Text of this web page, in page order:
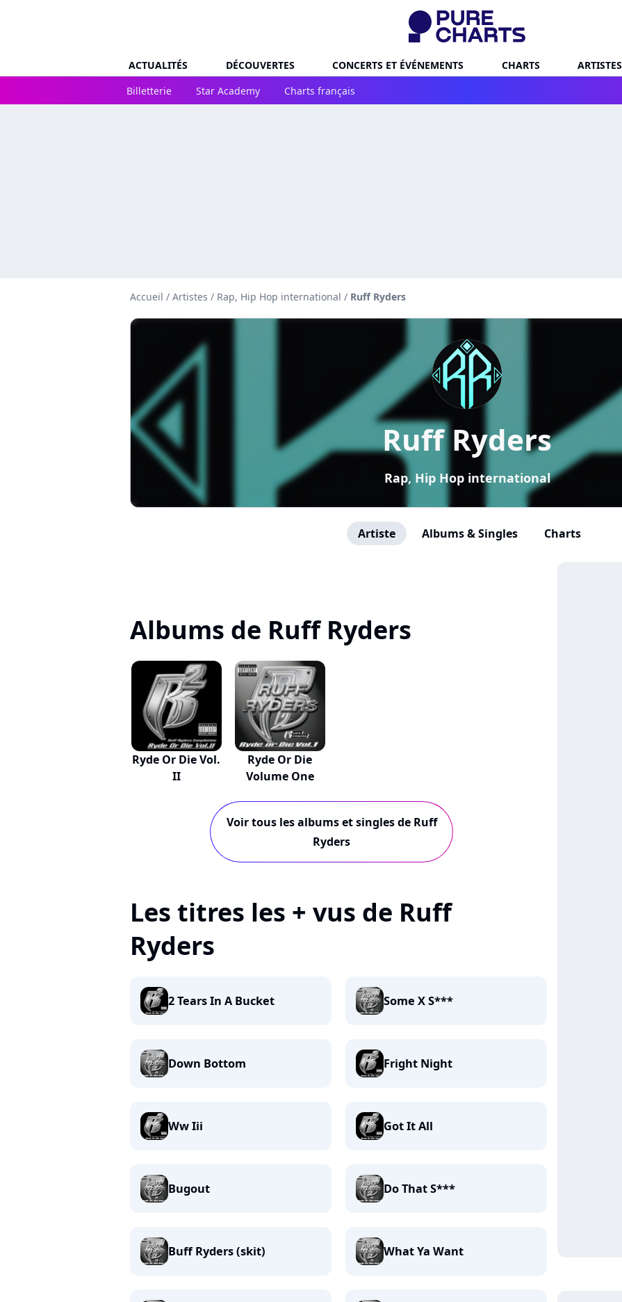
ACTUALITÉS DÉCOUVERTES CONCERTS ET ÉVÉNEMENTS CHARTS ARTISTES
Billetterie
Star Academy Charts français
Accueil / Artistes / Rap, Hip Hop international / Ruff Ryders
Ruff Ryders
Rap, Hip Hop international
Artiste Albums & Singles Charts
Albums de Ruff Ryders
Ryde Or Die Vol.
II
Ryde Or Die
Volume One
Voir tous les albums et singles de Ruff
Ryders
Les titres les + vus de Ruff
Ryders
2 Tears In A Bucket Some X S***
Down Bottom Fright Night
Ww Iii Got It All
Bugout Do That S***
Buff Ryders (skit) What Ya Want